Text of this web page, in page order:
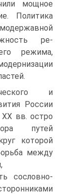
мощ­ное
Политика
ре­
режима,
и
России
вв. остро
путей
которой
между
со­словно-